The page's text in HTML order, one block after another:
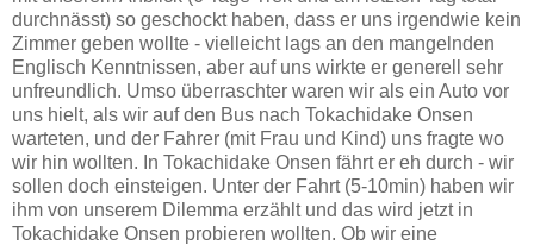
durchnässt) so geschockt haben, dass er uns irgendwie kein
Zimmer geben wollte - vielleicht lags an den mangelnden
Englisch Kenntnissen, aber auf uns wirkte er generell sehr
unfreundlich. Umso überraschter waren wir als ein Auto vor
uns hielt, als wir auf den Bus nach Tokachidake Onsen
warteten, und der Fahrer (mit Frau und Kind) uns fragte wo
wir hin wollten. In Tokachidake Onsen fährt er eh durch - wir
sollen doch einsteigen. Unter der Fahrt (5-10min) haben wir
ihm von unserem Dilemma erzählt und das wird jetzt in
Tokachidake Onsen probieren wollten. Ob wir eine